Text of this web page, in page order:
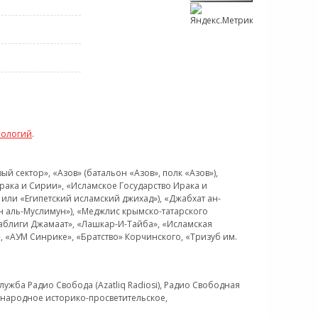
.
«Азов» (батальон «Азов», полк «Азов»),
и Сирии», «Исламское Государство Ирака и
«Египетский исламский джихад»), «Джабхат ан-
Муслимун»), «Меджлис крымско-татарского
Джамаат», «Лашкар-И-Тайба», «Исламская
Синрике», «Братство» Корчинского, «Тризуб им.
Радио Свобода (Azatliq Radiosi), Радио Свободная
историко-просветительское,